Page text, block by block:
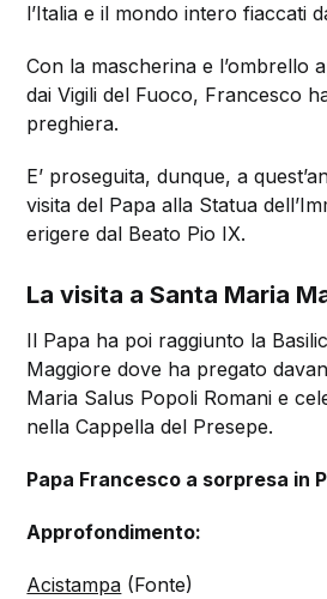
l’Italia e il mondo intero fiaccati
Con la mascherina e l’ombrello
dai Vigili del Fuoco, Francesco
preghiera.
E’ proseguita, dunque, a
visita del Papa alla Statua
erigere dal Beato Pio IX.
La visita a Santa Maria
Il Papa ha poi raggiunto la
Maggiore dove ha pregato
Maria Salus Popoli Romani e
nella Cappella del Presepe.
Papa Francesco a sorpresa in
Approfondimento:
Acistampa (Fonte)